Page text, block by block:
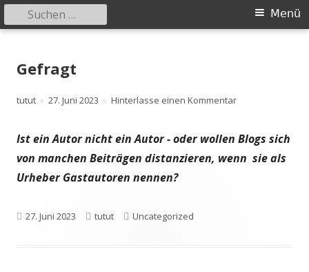
zum
Primäres
Menü
Suchen
nach:
Gefragt
Autor
tutut
Veröffentlicht
27. Juni 2023 Hinterlasse einen Kommentarzu Gefragt
Ist ein Autor nicht ein Autor - oder wollen Blogs sich
von manchen Beiträgen distanzieren, wenn sie als
Urheber Gastautoren nennen?
Veröffentlicht
27. Juni 2023 Autor
tutut Kategorien
Uncategorized